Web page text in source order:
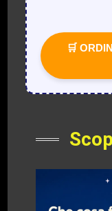
🛒